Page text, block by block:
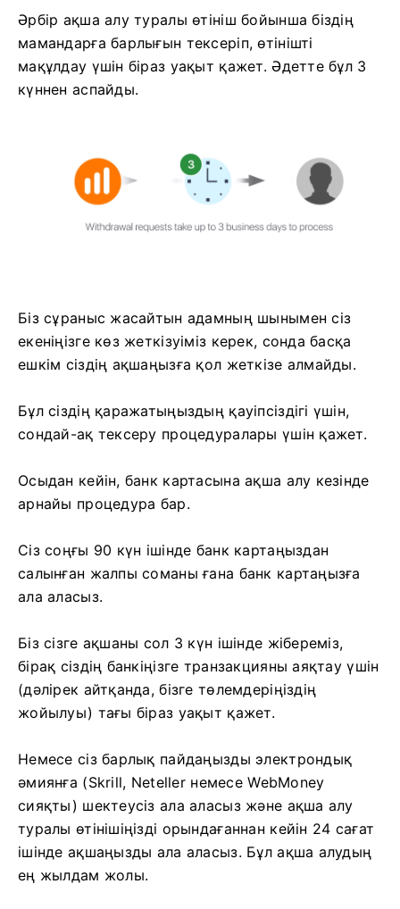
Әрбір ақша алу туралы өтініш бойынша біздің
мамандарға барлығын тексеріп, өтінішті
мақұлдау үшін біраз уақыт қажет. Әдетте бұл 3
күннен аспайды.
Біз сұраныс жасайтын адамның шынымен сіз
екеніңізге көз жеткізуіміз керек, сонда басқа
ешкім сіздің ақшаңызға қол жеткізе алмайды.
Бұл сіздің қаражатыңыздың қауіпсіздігі үшін,
сондай-ақ тексеру процедуралары үшін қажет.
Осыдан кейін, банк картасына ақша алу кезінде
арнайы процедура бар.
Сіз соңғы 90 күн ішінде банк картаңыздан
салынған жалпы соманы ғана банк картаңызға
ала аласыз.
Біз сізге ақшаны сол 3 күн ішінде жібереміз,
бірақ сіздің банкіңізге транзакцияны аяқтау үшін
(дәлірек айтқанда, бізге төлемдеріңіздің
жойылуы) тағы біраз уақыт қажет.
Немесе сіз барлық пайдаңызды электрондық
әмиянға (Skrill, Neteller немесе WebMoney
сияқты) шектеусіз ала аласыз және ақша алу
туралы өтінішіңізді орындағаннан кейін 24 сағат
ішінде ақшаңызды ала аласыз. Бұл ақша алудың
ең жылдам жолы.